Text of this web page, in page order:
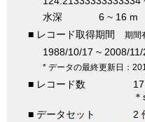
水深
6 ~ 16 m
■ レコード取得期間
期間
1988/10/17 ~ 2008/11/
* データの最終更新日：
■ レコード数
■ データセット
2